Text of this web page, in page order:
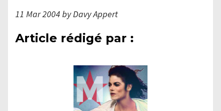
11 Mar 2004 by Davy Appert
Article rédigé par :